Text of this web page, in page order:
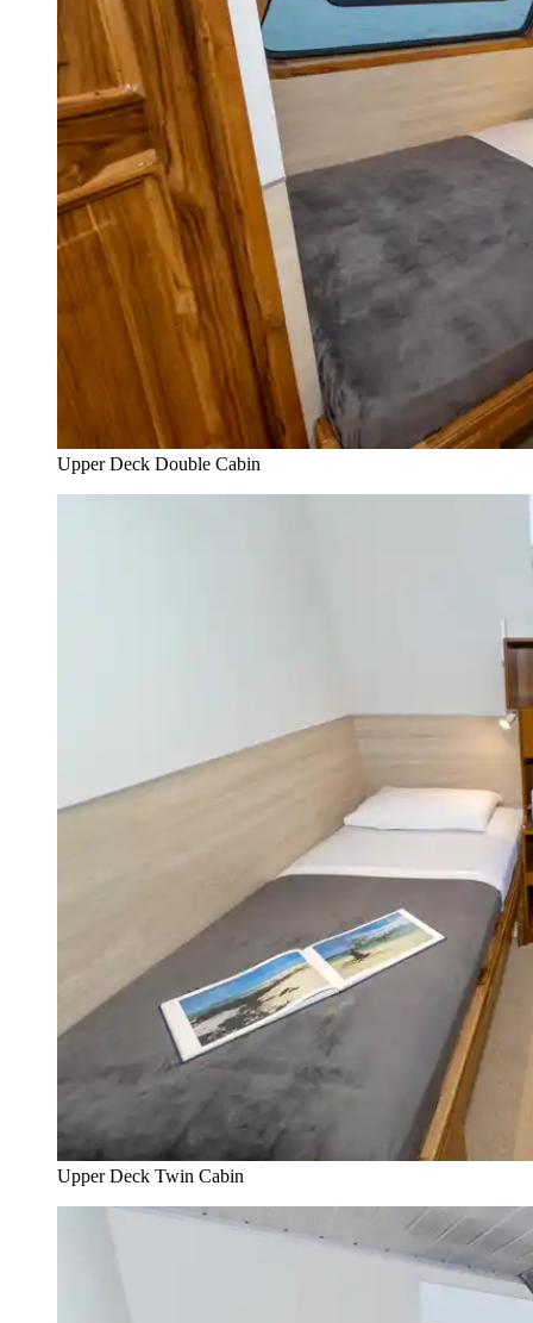
Upper Deck Double Cabin
Upper Deck Twin Cabin